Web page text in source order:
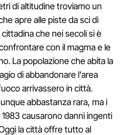
di altitudine troviamo un
apre alle piste da sci di
che nei secoli si è
con il magma e le
La popolazione che abita la
di abbandonare l'area
arrivassero in città.
abbastanza rara, ma i
causarono danni ingenti
la città offre tutto al